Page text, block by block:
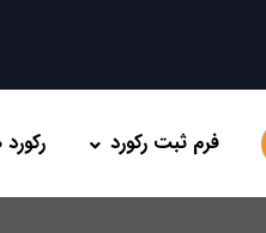
فرم ثبت رکورد